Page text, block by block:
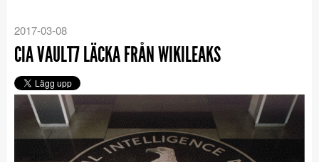
2017-03-08
CIA VAULT7 LÄCKA FRÅN WIKILEAKS